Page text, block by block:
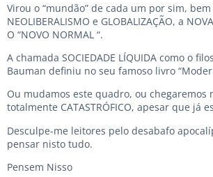
Virou o “mundão” de cada um por sim,
NEOLIBERALISMO e GLOBALIZAÇÃO, a
O “NOVO NORMAL “.
A chamada SOCIEDADE LÍQUIDA como o
Bauman definiu no seu famoso livro
Ou mudamos este quadro, ou chegaremos
totalmente CATASTRÓFICO, apesar que já
Desculpe-me leitores pelo desabafo
pensar nisto tudo.
Pensem Nisso